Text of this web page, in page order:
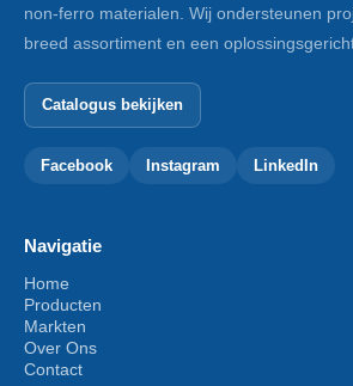
non-ferro materialen. Wij ondersteunen
breed assortiment en een
Catalogus bekijken
Facebook Instagram LinkedIn
Navigatie
Home
Producten
Markten
Over Ons
Contact